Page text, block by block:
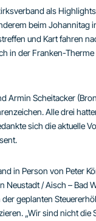
als
beim Johannitag
und Kart fahren
in der Franken-
Armin Scheitacker
Alle drei
sich die aktuelle
in Person von Peter
Neustadt / Aisch –
geplanten
„Wir sind nicht die